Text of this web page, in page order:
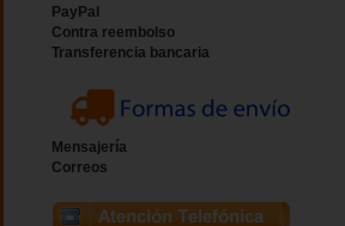
PayPal
Contra reembolso
Transferencia bancaria
Mensajería
Correos